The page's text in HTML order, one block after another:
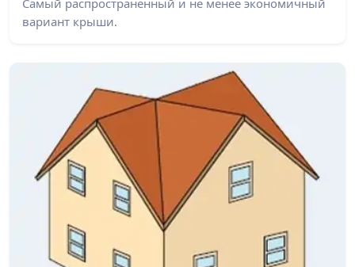
Самый распространенный и не менее экономичный
вариант крыши.